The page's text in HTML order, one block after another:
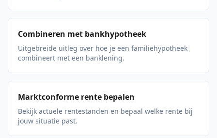
Combineren met bankhypotheek
Uitgebreide uitleg over hoe je een familiehypotheek
combineert met een banklening.
Marktconforme rente bepalen
Bekijk actuele rentestanden en bepaal welke rente bij
jouw situatie past.